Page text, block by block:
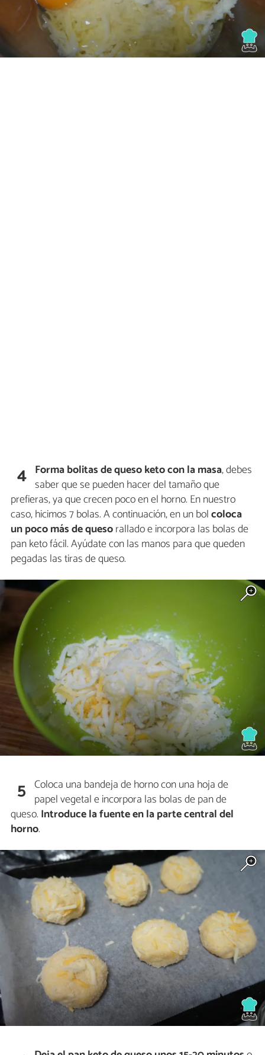
4 Forma bolitas de quesoketo con la masa, debes
saber que se pueden hacer del tamaño que
prefieras, ya que crecen poco en el horno. En nuestro
caso, hicimos 7 bolas. A continuación, en un bolcoloca
un poco más de quesorallado e incorpora las bolas de
pan keto fácil. Ayúdate con las manos para que queden
pegadas las tiras de queso.
5 Coloca una bandeja de horno con una hoja de
papel vegetal e incorpora las bolas de pan de
queso. Introduce la fuente en la parte central del
horno.